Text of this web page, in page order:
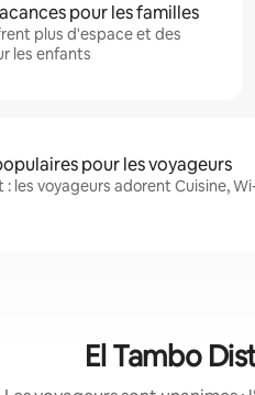
pour les familles
plus d'espace et des
les enfants
pour les voyageurs
les voyageurs adorent Cuisine,
El Tambo